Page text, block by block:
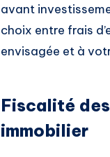
avant
choix entre frais
envisagée et à
Fiscalité
immobilier